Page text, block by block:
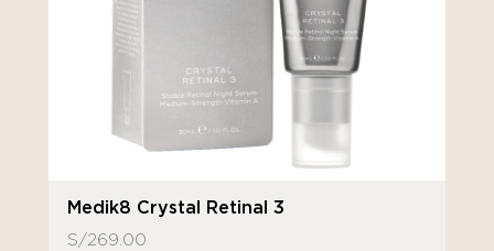
Medik8 Crystal Retinal 3
S/269.00